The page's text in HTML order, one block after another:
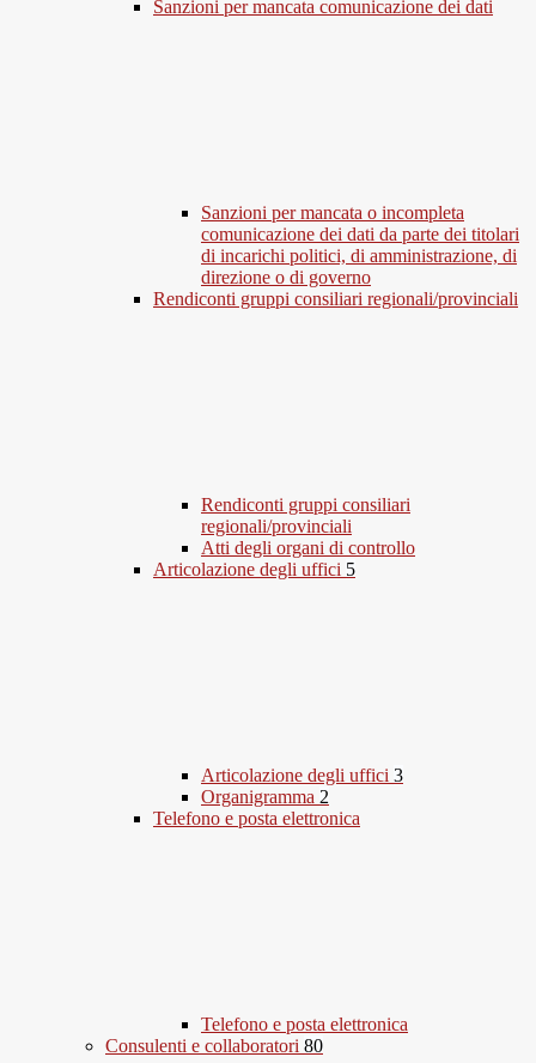
Sanzioni per mancata comunicazione dei dati
Sanzioni per mancata o incompleta
comunicazione dei dati da parte dei titolari
di incarichi politici, di amministrazione, di
direzione o di governo
Rendiconti gruppi consiliari regionali/provinciali
Rendiconti gruppi consiliari
regionali/provinciali
Atti degli organi di controllo
Articolazione degli uffici 5
Articolazione degli uffici 3
Organigramma 2
Telefono e posta elettronica
Telefono e posta elettronica
Consulenti e collaboratori 80